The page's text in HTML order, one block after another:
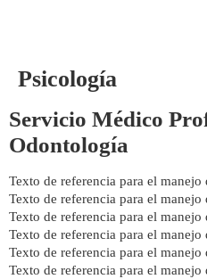
Psicología
Servicio Médico
Odontología
Texto de referencia para el
Texto de referencia para el
Texto de referencia para el
Texto de referencia para el
Texto de referencia para el
Texto de referencia para el